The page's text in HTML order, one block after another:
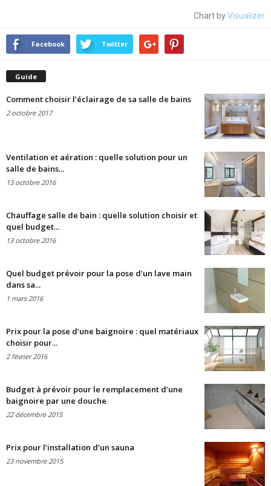
Chart byVisualizer
Facebook Twitter
Guide
Comment choisir l’éclairage de sa salle de bains
2 octobre 2017
Ventilation et aération : quelle solution pour un
salle de bains...
13 octobre 2016
Chauffage salle de bain : quelle solution choisir et
quel budget...
13 octobre 2016
Quel budget prévoir pour la pose d’un lave main
dans sa...
1 mars 2016
Prix pour la pose d’une baignoire : quel matériaux
choisir pour...
2 février 2016
Budget à prévoir pour le remplacement d’une
baignoire par une douche
22 décembre 2015
Prix pour l’installation d’un sauna
23 novembre 2015